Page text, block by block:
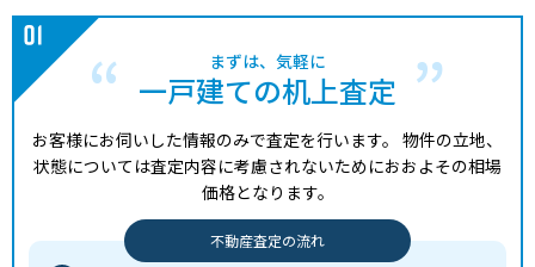
まずは、気軽に
一戸建ての机上査定
お客様にお伺いした情報のみで査定を行います。 物件の立地、
状態については査定内容に考慮されないためにおおよその相場
価格となります。
不動産査定の流れ